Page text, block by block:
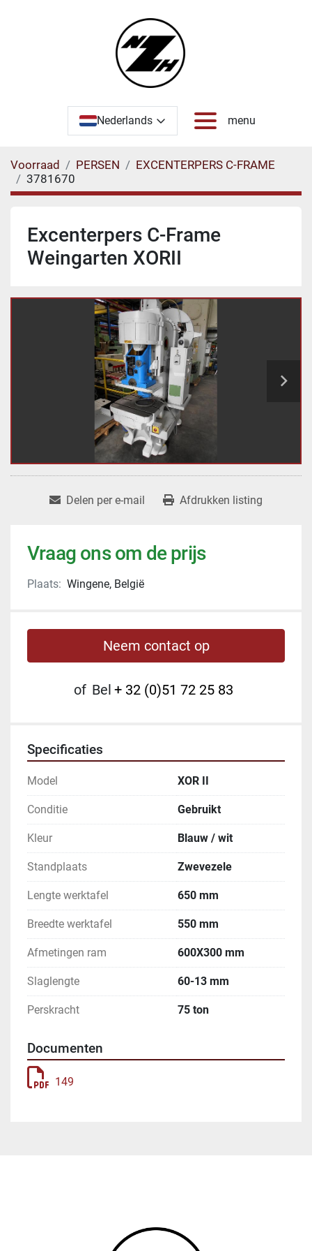
Nederlands menu
Voorraad PERSEN
EXCENTERPERS C-FRAME
3781670
Excenterpers C-Frame
Weingarten XORII
Delen per e-mail Afdrukken listing
Vraag ons om de prijs
Plaats: Wingene, België
Neem contact op
of Bel + 32 (0)51 72 25 83
Specificaties
Model XOR II
Conditie Gebruikt
Kleur Blauw / wit
Standplaats Zwevezele
Lengte werktafel 650 mm
Breedte werktafel 550 mm
Afmetingen ram 600X300 mm
Slaglengte 60-13 mm
Perskracht 75 ton
Documenten
149